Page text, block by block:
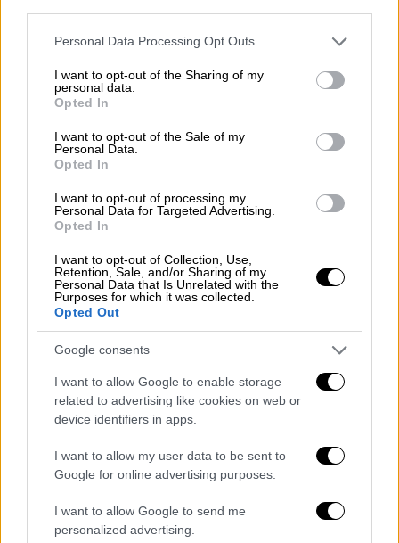
Please note that this website/app uses one or more Google
not limited to your visit or usage behaviour. You may click to
grant or deny consent to Google and its third-party tags to
use your data for below specified purposes in below Google
consent section.
Personal Data Processing Opt Outs
I want to opt-out of the Sharing of my
personal data.
Opted In
I want to opt-out of the Sale of my
Personal Data.
Opted In
I want to opt-out of processing my
Personal Data for Targeted Advertising.
Opted In
I want to opt-out of Collection, Use,
Retention, Sale, and/or Sharing of my
Personal Data that Is Unrelated with the
Purposes for which it was collected.
Opted Out
Google consents
I want to allow Google to enable storage
related to advertising like cookies on web or
device identifiers in apps.
I want to allow my user data to be sent to
Google for online advertising purposes.
I want to allow Google to send me
personalized advertising.
ΔΙΑΒΑΣΤΕ ΕΠΙΣΗΣ
Πολιτική|19.04.2026 11:48
Χατζηδάκης: Να μείνουμε μακριά από
την τοξικότητα και τον διχασμό
Υπενθυμίζεται ότι στο νοσοκομείο
εξακολουθεί να νοσηλεύεται ο υφυπουργός
παρά τω πρωθυπουργώΓιώργος Μυλωνάκης.
Ο κ. Μητσοτάκης, στην καθιερωμένη
κυριακάτικη ανάρτησή του, ανέφερε σχετικά
ότι «ένας από τους στενότερους
συνεργάτες μου, ο Γιώργος Μυλωνάκης,
δίνει αυτήν τη στιγμή μια πολύ μεγάλη μάχη.
Η σκέψη μου, η σκέψη όλων μας, είναι μαζί
του και στην οικογένειά του, με την ευχή να